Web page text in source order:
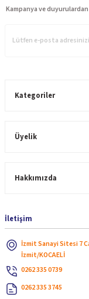
Kampanya ve
Kategoriler
Üyelik
Hakkımızda
İletişim
İzmit Sanayi Sitesi 7
İzmit/KOCAELİ
0262 335 0739
0262 335 3745